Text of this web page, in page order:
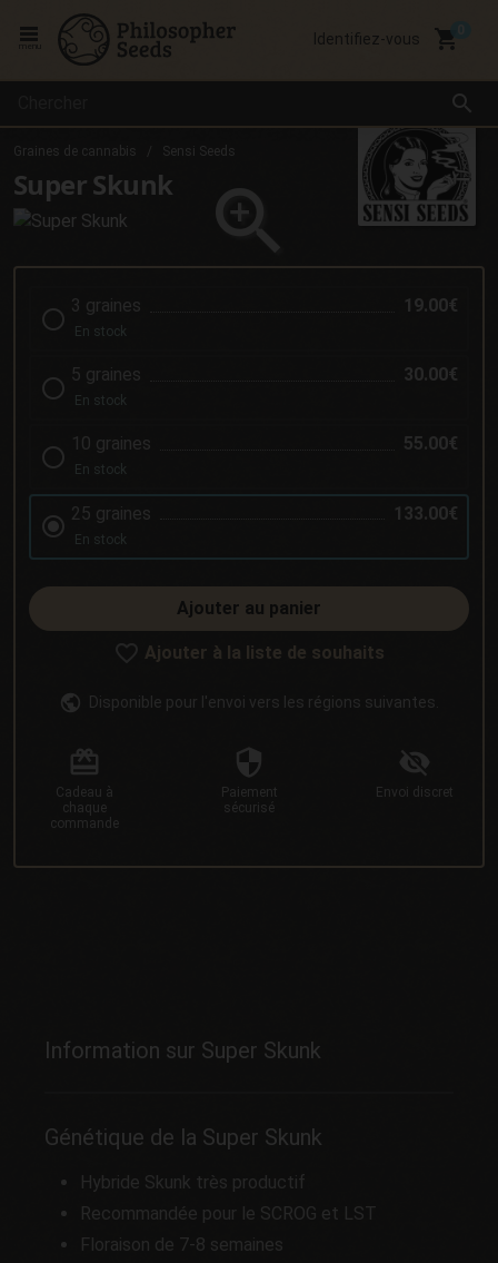
search
Identifiez-vous local_grocery_store
Graines de cannabis Sensi Seeds
Super Skunk
3 graines 19.00€
En stock
5 graines 30.00€
En stock
10 graines 55.00€
En stock
25 graines 133.00€
En stock
Ajouter au panier
Ajouter à la liste de souhaits
Disponible pour l'envoi vers les régions suivantes.
Cadeau à
chaque
commande
Paiement
sécurisé
Envoi discret
Information sur Super Skunk
Génétique de la Super Skunk
Hybride Skunk très productif
Recommandée pour le SCROG et LST
Floraison de 7-8 semaines